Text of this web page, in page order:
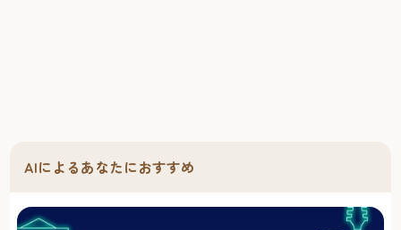
AIによるあなたにおすすめ